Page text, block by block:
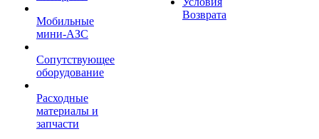
Мобильные
мини-АЗС
Сопутствующее
оборудование
Расходные
материалы и
запчасти
Возврата